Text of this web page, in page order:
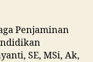
Penjaminan
SE, MSi, Ak,